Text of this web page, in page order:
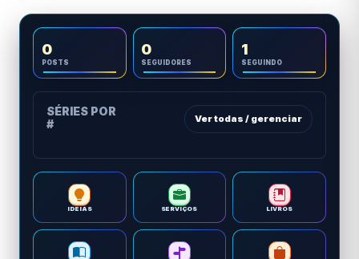
0
POSTS
0
SEGUIDORES
1
SEGUINDO
SÉRIES POR
#
Ver todas / gerenciar
IDEIAS SERVIÇOS LIVROS